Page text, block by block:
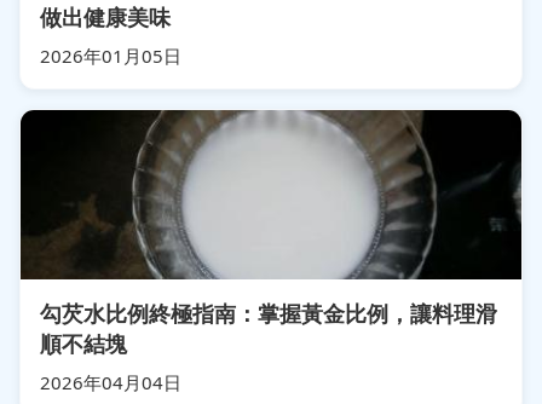
做出健康美味
2026年01月05日
勾芡水比例終極指南：掌握黃金比例，讓料理滑
順不結塊
2026年04月04日